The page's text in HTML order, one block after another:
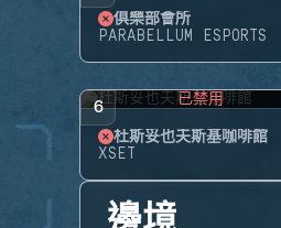
俱樂部會所
PARABELLUM ESPORTS
6 已禁用
杜斯妥也夫斯基咖啡館
XSET
邊境